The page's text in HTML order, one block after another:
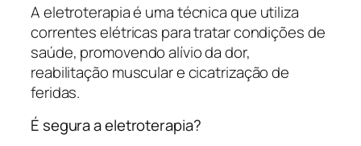
A eletroterapia é uma técnica que utiliza
correntes elétricas para tratar condições de
saúde, promovendo alívio da dor,
reabilitação muscular e cicatrização de
feridas.
É segura a eletroterapia?